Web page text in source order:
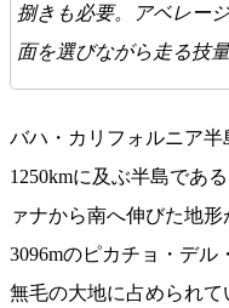
捌きも必要。アベレー
面を選びながら走る技
バハ・カリフォルニア
1250kmに及ぶ半島であ
ァナから南へ伸びた地
3096mのピカチョ・デル
無毛の大地に占められて